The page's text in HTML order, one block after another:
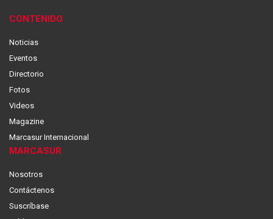
CONTENIDO
Noticias
Eventos
Directorio
Fotos
Videos
Magazine
Marcasur Internacional
MARCASUR
Nosotros
Contáctenos
Suscríbase